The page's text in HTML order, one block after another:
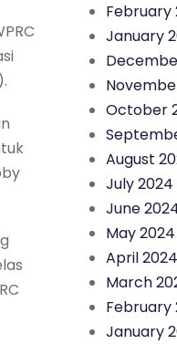
February
January
October
August
July 2024
June
May 2024
April 2024
March
February
January